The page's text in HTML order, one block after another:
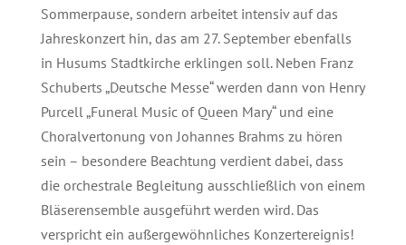
Sommerpause, sondern arbeitet intensiv auf das
Jahreskonzert hin, das am 27. September ebenfalls
in Husums Stadtkirche erklingen soll. Neben Franz
Schuberts „Deutsche Messe“ werden dann von Henry
Purcell „Funeral Music of Queen Mary“ und eine
Choralvertonung von Johannes Brahms zu hören
sein – besondere Beachtung verdient dabei, dass
die orchestrale Begleitung ausschließlich von einem
Bläserensemble ausgeführt werden wird. Das
verspricht ein außergewöhnliches Konzertereignis!